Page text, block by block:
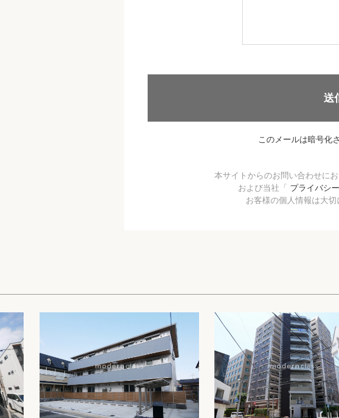
送
このメールは暗号化
本サイトからのお問い合わせに
および当社「 プライバシ
お客様の個人情報は大